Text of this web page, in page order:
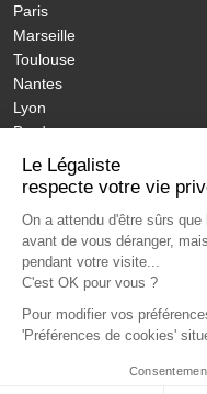
Le Légaliste
respecte votre vie
On a attendu d'être sûrs
avant de vous déranger,
pendant votre visite...
C'est OK pour vous ?
Pour modifier vos
'Préférences de cookies'
Paris
Marseille
Toulouse
Nantes
Lyon
Bordeaux
Nice
Annonces légales nouvelles
MON ANNONCE LEGALE
JOURNAUX HABILITÉS
CONTACT
LEXIQUE